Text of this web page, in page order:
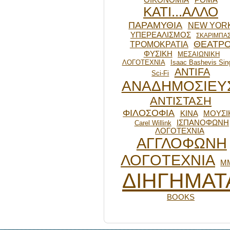
ΚΑΤΙ...ΑΛΛΟ
ΠΑΡΑΜΥΘΙΑ NEW
ΥΠΕΡΕΑΛΙΣΜΟΣ
ΤΡΟΜΟΚΡΑΤΙΑ
ΦΥΣΙΚΗ
ΜΕΣΑΙΩΝΙΚΗ
ΛΟΓΟΤΕΧΝΙΑ
Isaac Bashevis
Sci-Fi
ANTIFA
ΑΝΤΙΣΤΑΣΗ
ΦΙΛΟΣΟΦΙΑ ΚΙΝΑ
Carel Willink
ΙΣΠΑΝΟΦΩΝΗ
ΛΟΓΟΤΕΧΝΙΑ
ΑΓΓΛΟΦΩΝΗ
ΛΟΓΟΤΕΧΝΙΑ
BOOKS